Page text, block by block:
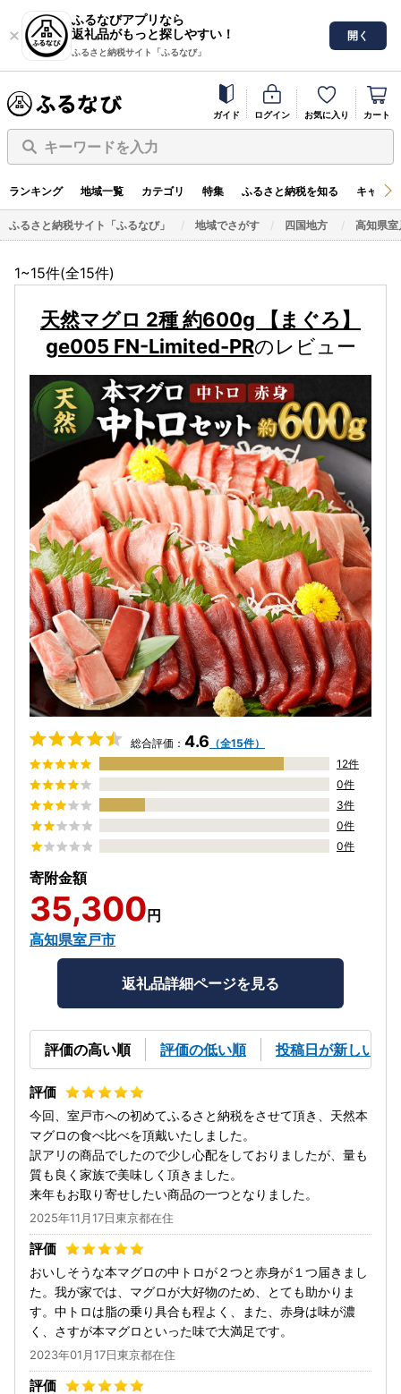
ふるなびアプリなら
返礼品がもっと探しやすい！
ふるさと納税サイト「ふるなび」
開く
ガイド ログイン お気に入り カート
キーワードを入力
ランキング 地域一覧 カテゴリ 特集 ふるさと納税を知る キャン
ふるさと納税サイト「ふるなび」 地域でさがす 四国地方 高知県室
1~15件(全15件)
天然マグロ 2種 約600g 【まぐろ】
ge005 FN-Limited-PRのレビュー
総合評価： 4.6 （全15件）
12件
0件
3件
0件
0件
寄附金額
35,300 円
高知県室戸市
返礼品詳細ページを見る
評価の高い順 評価の低い順 投稿日が新しい順
今回、室戸市への初めてふるさと納税をさせて頂き、天然本
マグロの食べ比べを頂戴いたしました。
訳アリの商品でしたので少し心配をしておりましたが、量も
質も良く家族で美味しく頂きました。
来年もお取り寄せしたい商品の一つとなりました。
2025年11月17日東京都在住
おいしそうな本マグロの中トロが２つと赤身が１つ届きまし
た。我が家では、マグロが大好物のため、とても助かりま
す。中トロは脂の乗り具合も程よく、また、赤身は味が濃
く、さすが本マグロといった味で大満足です。
2023年01月17日東京都在住